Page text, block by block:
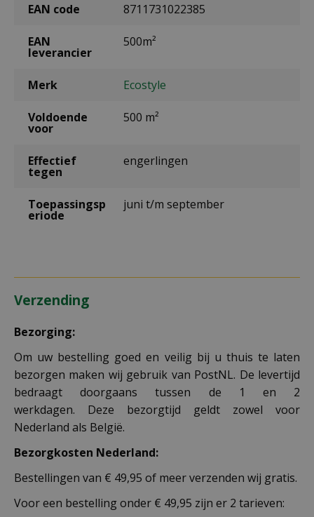
EAN code 8711731022385
EAN
leverancier
500m²
Merk Ecostyle
Voldoende
voor
500 m²
Effectief
tegen
engerlingen
Toepassingsp
eriode
juni t/m september
Verzending
Bezorging:
Om uw bestelling goed en veilig bij u thuis te laten
bezorgen maken wij gebruik van PostNL. De levertijd
bedraagt doorgaans tussen de 1 en 2
werkdagen. Deze bezorgtijd geldt zowel voor
Nederland als België.
Bezorgkosten Nederland:
Bestellingen van € 49,95 of meer verzenden wij gratis.
Voor een bestelling onder € 49,95 zijn er 2 tarieven: